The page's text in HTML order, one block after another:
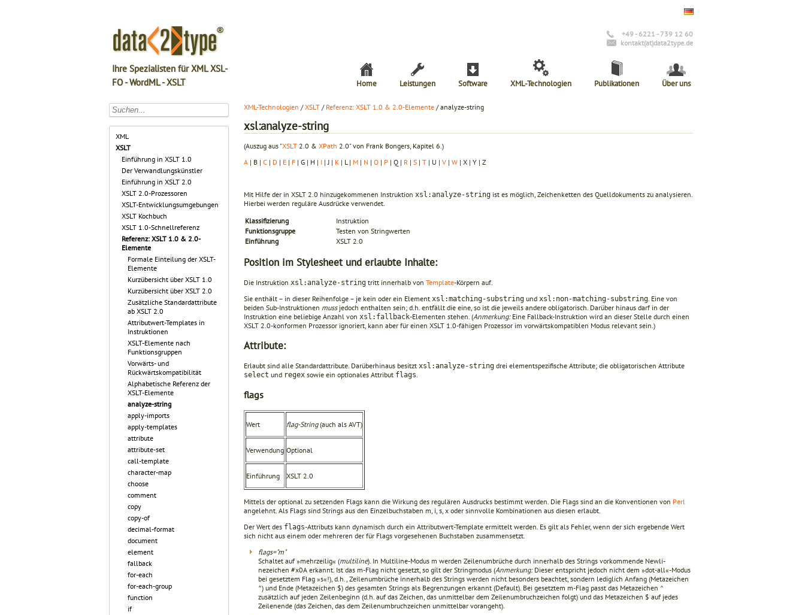
Ihre Spezialisten für XML XSL-
FO - WordML - XSLT
+49 - 6221 - 739 12 60
kontakt(at)data2type.de
Home Leistungen Software XML-Technologien Publikationen Über uns
XML
XSLT
Einführung in XSLT 1.0
Der Verwandlungskünstler
Einführung in XSLT 2.0
XSLT 2.0-Prozessoren
XSLT-Entwicklungsumgebungen
XSLT Kochbuch
XSLT 1.0-Schnellreferenz
Referenz: XSLT 1.0 & 2.0-
Elemente
Formale Einteilung der XSLT-
Elemente
Kurzübersicht über XSLT 1.0
Kurzübersicht über XSLT 2.0
Zusätzliche Standardattribute
ab XSLT 2.0
Attributwert-Templates in
Instruktionen
XSLT-Elemente nach
Funktionsgruppen
Vorwärts- und
Rückwärtskompatibilität
Alphabetische Referenz der
XSLT-Elemente
analyze-string
apply-imports
apply-templates
attribute
attribute-set
call-template
character-map
choose
comment
copy
copy-of
decimal-format
document
element
fallback
for-each
for-each-group
function
if
XML-Technologien /XSLT / Referenz: XSLT 1.0 & 2.0-Elemente / analyze-string
xsl:analyze-string
(Auszug aus "XSLT 2.0 & XPath 2.0" von Frank Bongers, Kapitel 6.)
A | B | C | D | E | F | G | H | I | J | K | L | M | N | O | P | Q | R | S | T | U | V | W | X | Y | Z
Mit Hilfe der in XSLT 2.0 hinzugekommenen Instruktion xsl:analyze-string ist es möglich, Zeichenketten des Quelldokuments zu analysieren.
Hierbei werden reguläre Ausdrücke verwendet.
Klassifizierung
Instruktion
Funktionsgruppe
Testen von Stringwerten
Einführung
XSLT 2.0
Position im Stylesheet und erlaubte Inhalte:
Die Instruktion xsl:analyze-string tritt innerhalb von Template-Körpern auf.
Sie enthält – in dieser Reihenfolge – je kein oder ein Element xsl:matching-substring und xsl:non-matching-substring . Eine von
beiden Sub-Instruktionen mussjedoch enthalten sein; d.h. entfällt die eine, so ist die jeweils andere obligatorisch. Darüber hinaus darf in der
Instruktion eine beliebige Anzahl von xsl:fallback-Elementen stehen. (Anmerkung:Eine Fallback-Instruktion wird an dieser Stelle durch einen
XSLT 2.0-konformen Prozessor ignoriert, kann aber für einen XSLT 1.0-fähigen Prozessor im vorwärtskompatiblen Modus relevant sein.)
Attribute:
Erlaubt sind alle Standardattribute. Darüberhinaus besitzt xsl:analyze-string drei elementspezifische Attribute; die obligatorischen Attribute
select und regex sowie ein optionales Attribut flags
flags
Wert flag-String(auch als AVT)
Verwendung Optional
Einführung XSLT 2.0
Mittels der optional zu setzenden Flags kann die Wirkung des regulären Ausdrucks bestimmt werden. Die Flags sind an die Konventionen von Perl
angelehnt. Als Flags sind Strings aus den Einzelbuch­sta­ben m, i, s, x oder sinnvolle Kombinationen aus diesen erlaubt.
Der Wert des flags-Attributs kann dynamisch durch ein Attributwert-Template ermittelt werden. Es gilt als Fehler, wenn der sich ergebende Wert
sich nicht aus einem oder mehreren der für Flags vorgesehenen Buchstaben zusammen­setzt.
flags="m"
Schaltet auf »mehrzeilig« (multiline). In Multiline-Modus m werden Zeilenumbrüche durch innerhalb des Strings vorkommende Newli­
nezeichen #x0A erkannt. Ist das m-Flag nicht gesetzt, so gilt der Stringmo­dus (Anmerkung:Dieser entspricht jedoch nicht dem »dot-all«-Modus
bei gesetztem Flag »s«!), d.h., Zeilenumbrüche innerhalb des Strings werden nicht besonders beachtet, sondern lediglich Anfang (Metazeichen
^) und Ende (Metazeichen $) des gesamten Strings als Begrenzungen erkannt (Default). Bei gesetztem m-Flag passt das Metazeichen ^
zusätzlich auf jeden Zeilenbeginn (d.h. auf das Zeichen, das unmittelbar dem Zeilenumbruchzeichen folgt) und das Meta­zeichen $ auf jedes
Zeilenende (das Zeichen, das dem Zeilenumbruchzeichen unmittelbar vorangeht).